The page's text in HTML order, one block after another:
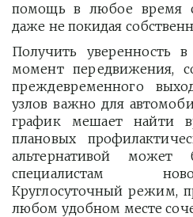
помощь в любое время
даже не покидая
Получить уверенность
момент передвижения,
преждевременного
узлов важно для
график мешает найти
плановых
альтернативой
специалистам
Круглосуточный режим,
любом удобном месте